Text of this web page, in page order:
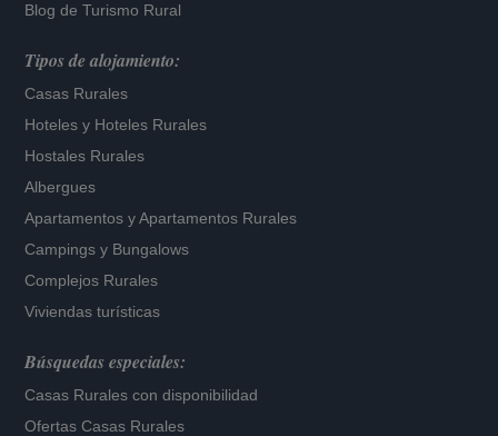
Blog de Turismo Rural
Tipos de alojamiento:
Casas Rurales
Hoteles y Hoteles Rurales
Hostales Rurales
Albergues
Apartamentos yApartamentos Rurales
Campings y Bungalows
Complejos Rurales
Viviendas turísticas
Búsquedas especiales:
Casas Rurales con disponibilidad
Ofertas Casas Rurales